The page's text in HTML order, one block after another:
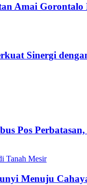
Amai
Sinergi
Pos
Menuju